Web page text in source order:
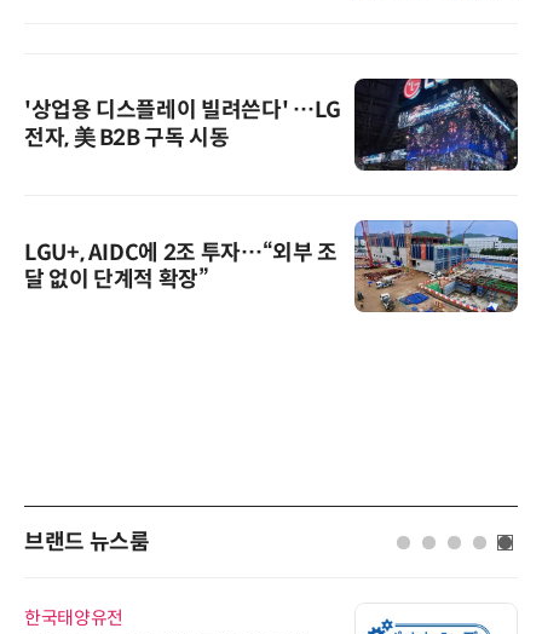
'상업용 디스플레이 빌려쓴다' …LG
전자, 美 B2B 구독 시동
LGU+, AIDC에 2조 투자…“외부 조
달 없이 단계적 확장”
브랜드 뉴스룸
한국태양유전